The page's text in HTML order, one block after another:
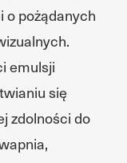
o pożądanych
emulsji
się
zdolności do